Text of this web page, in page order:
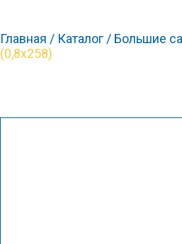
Главная / Каталог / Большие
(0,8х258)